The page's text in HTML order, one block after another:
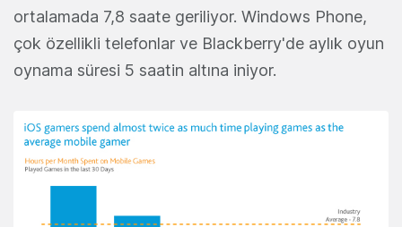
ortalamada 7,8 saate geriliyor. Windows Phone,
çok özellikli telefonlar ve Blackberry'de aylık oyun
oynama süresi 5 saatin altına iniyor.